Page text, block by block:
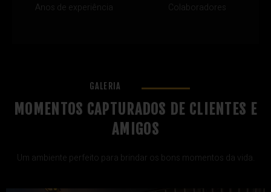
Anos de experiência Colaboradores
GALERIA
MOMENTOS CAPTURADOS DE CLIENTES E
AMIGOS
Um ambiente perfeito para brindar os bons momentos da vida.